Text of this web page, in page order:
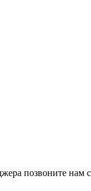
позвоните нам